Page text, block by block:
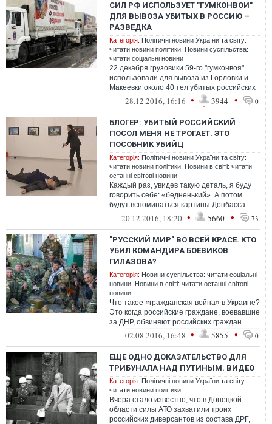
СИЛ РФ ИСПОЛЬЗУЕТ "ГУМКОНВОИ"
ДЛЯ ВЫВОЗА УБИТЫХ В РОССИЮ –
РАЗВЕДКА
Категорія: Політичні новини України та світу:
читати новини політики Новини суспільства:
читати соціальні новини
22 декабря грузовики 59-го "гумконвоя"
использовали для вывоза из Горловки и
Макеевки около 40 тел убитых российских
военнослужащих, сообщает украинск...
28.12.2016, 16:16 • 3944 • 0
БЛОГЕР: УБИТЫЙ РОССИЙСКИЙ
ПОСОЛ МЕНЯ НЕ ТРОГАЕТ. ЭТО
ПОСОБНИК УБИЙЦ
Категорія: Політичні новини України та світу:
читати новини політики Новини в світі: читати
останні світові новини
Каждый раз, увидев такую деталь, я буду
говорить себе: «бедненький». А потом
будут вспоминаться картины Донбасса.
Дома, разрушенные россиянами. Люди, ...
20.12.2016, 18:20 • 5660 • 73
"РУССКИЙ МИР" ВО ВСЕЙ КРАСЕ. КТО
УБИЛ КОМАНДИРА БОЕВИКОВ
ГИЛАЗОВА?
Категорія: Новини суспільства: читати соціальні
новини Новини в світі: читати останні світові
новини
Что такое «гражданская война» в Украине?
Это когда российские граждане, воевавшие
за ДНР, обвиняют российских граждан
Игоря Гиркина и Сергея Петровско...
02.08.2016, 16:48 • 5855 • 0
ЕЩЕ ОДНО ДОКАЗАТЕЛЬСТВО ДЛЯ
ТРИБУНАЛА НАД ПУТИНЫМ. ВИДЕО
Категорія: Політичні новини України та світу:
читати новини політики
Вчера стало известно, что в Донецкой
области силы АТО захватили троих
российских диверсантов из состава ДРГ,